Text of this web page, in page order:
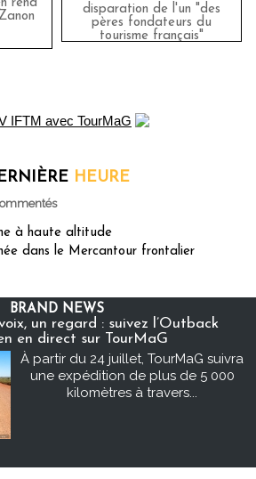
rend
disparation de l'un "des
pères fondateurs du
tourisme français"
HEURE
à haute altitude
dans le Mercantour frontalier
BRAND NEWS
un regard : suivez l’Outback
en direct sur TourMaG
À partir du 24 juillet, TourMaG suivra
une expédition de plus de 5 000
kilomètres à travers...